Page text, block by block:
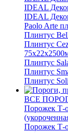
IDEAL
IDEAL
Paolo Arte
Плинтус
Плинтус
Плинтус
Плинтус
Плинтус
ВСЕ
Порожек Т-
Порожек Т-